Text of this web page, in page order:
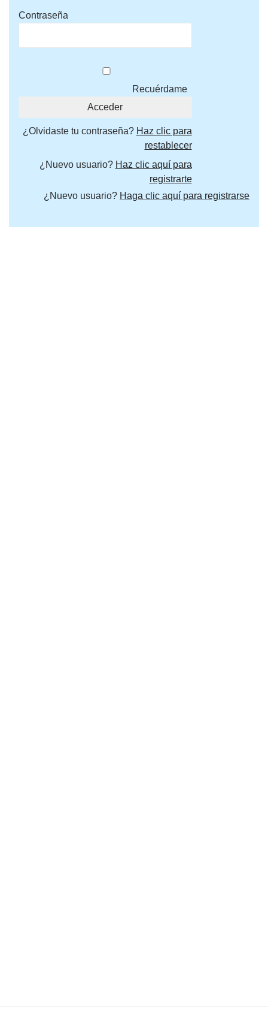
Contraseña
Recuérdame
¿Olvidaste tu contraseña? Haz clic para
restablecer
¿Nuevo usuario? Haz clic aquí para
registrarte
¿Nuevo usuario? Haga clic aquí para registrarse